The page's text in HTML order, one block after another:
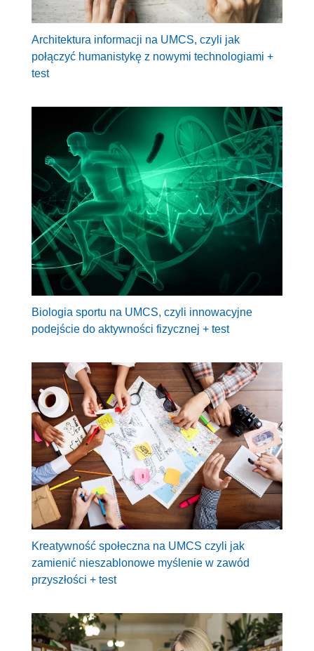
Architektura informacji na UMCS, czyli jak
połączyć humanistykę z nowymi technologiami +
test
Biologia sportu na UMCS, czyli innowacyjne
podejście do aktywności fizycznej + test
Kreatywność społeczna na UMCS czyli jak
zamienić nieszablonowe myślenie w zawód
przyszłości + test